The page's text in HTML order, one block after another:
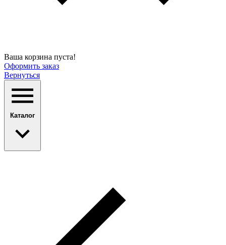
Ваша корзина пуста!
Оформить заказ
Вернуться
Каталог